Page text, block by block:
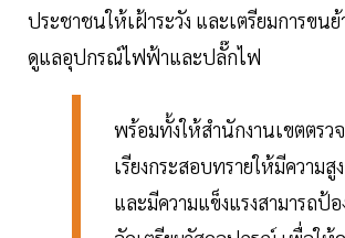
ประชาชนให้เฝ้าระวัง และเตรียมการขน
ดูแลอุปกรณ์ไฟฟ้าและปลั๊กไฟ
พร้อมทั้งให้สำนักงานเขตตรว
เรียงกระสอบทรายให้มีความสู
และมีความแข็งแรงสามารถป้